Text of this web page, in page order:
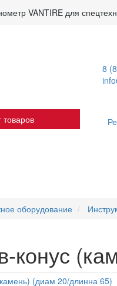
VANTIRE для
8
товаров
оборудование
конус